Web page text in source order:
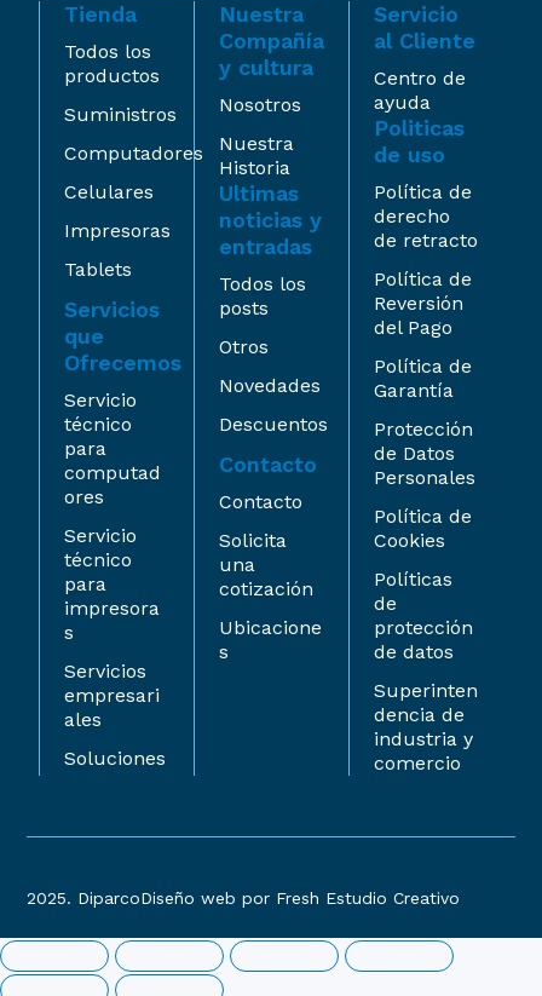
Tienda
Todos los
productos
Suministros
Computadores
Celulares
Impresoras
Tablets
Servicios
que
Ofrecemos
Servicio
técnico
para
computad
ores
Servicio
técnico
para
impresora
s
Servicios
empresari
ales
Soluciones
Nuestra
Compañía
y cultura
Nosotros
Nuestra
Historia
Ultimas
noticias y
entradas
Todos los
posts
Otros
Novedades
Descuentos
Contacto
Contacto
Solicita
una
cotización
Ubicacione
s
Servicio
al Cliente
Centro de
ayuda
Politicas
de uso
Política de
derecho
de retracto
Política de
Reversión
del Pago
Política de
Garantía
Protección
de Datos
Personales
Política de
Cookies
Políticas
de
protección
de datos
Superinten
dencia de
industria y
comercio
2025. DiparcoDiseño web por Fresh Estudio Creativo